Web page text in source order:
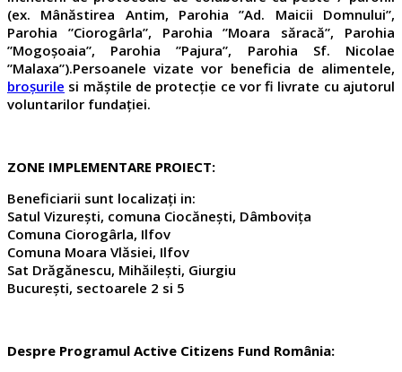
(ex. Mânăstirea Antim, Parohia ”Ad. Maicii Domnului”,
Parohia ”Ciorogârla”, Parohia ”Moara săracă”, Parohia
”Mogoșoaia”, Parohia ”Pajura”, Parohia Sf. Nicolae
”Malaxa”).Persoanele vizate vor beneficia de alimentele,
broșurile si măștile de protecție ce vor fi livrate cu ajutorul
voluntarilor fundației.
ZONE IMPLEMENTARE PROIECT:
Beneficiarii sunt localizați in:
Satul Vizurești, comuna Ciocănești, Dâmbovița
Comuna Ciorogârla, Ilfov
Comuna Moara Vlăsiei, Ilfov
Sat Drăgănescu, Mihăilești, Giurgiu
București, sectoarele 2 si 5
Despre Programul Active Citizens Fund România: